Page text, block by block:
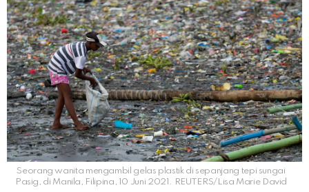
Seorang wanita mengambil gelas plastik di sepanjang tepi sungai
Pasig, di Manila, Filipina, 10 Juni 2021. REUTERS/Lisa Marie David